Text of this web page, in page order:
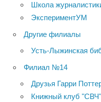
Школа
ЭкспериментУМ
Другие филиалы
Усть-Лыжинская
Филиал №14
Друзья Гарри
Книжный клуб "СВЧ"